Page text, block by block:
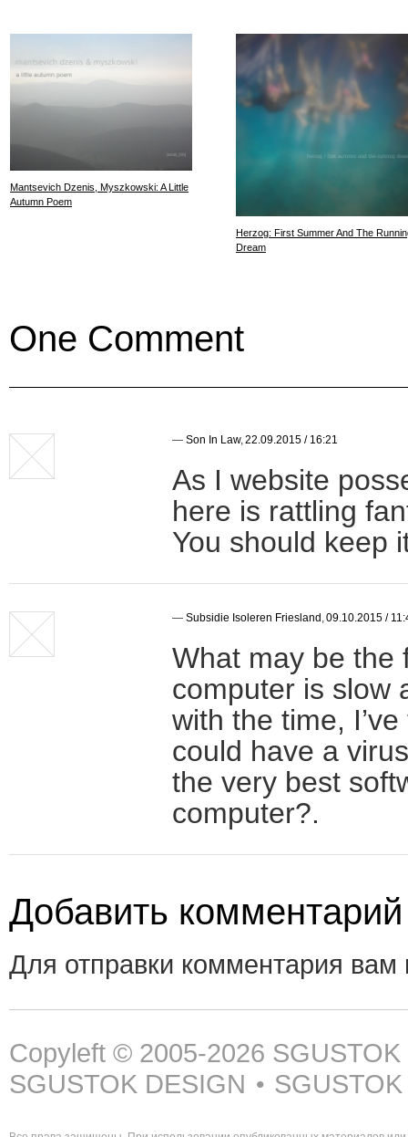
Mantsevich Dzenis, Myszkowski: A Little
Autumn Poem
Herzog: First Summer And The
Dream
One Comment
— Son In Law,22.09.2015 / 16:21
As I website
here is rattling
You should keep
— Subsidie Isoleren Friesland ,09.10.2015 /
What may be the
computer is slow
with the time,
could have a
the very best
computer?.
Добавить комментарий
Для отправки комментария
Copyleft © 2005-2026
SGUSTOK DESIGN •